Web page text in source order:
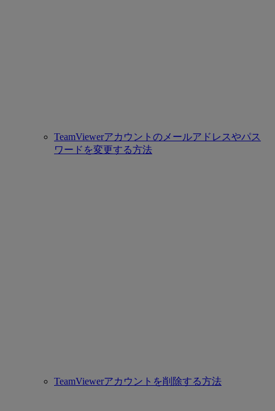
TeamViewerアカウントのメールアドレスやパス
ワードを変更する方法
TeamViewerアカウントを削除する方法